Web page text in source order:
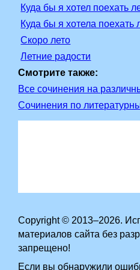
Куда бы я хотел поехать
Куда бы я хотела поехать
Скоро лето
Летние радости
Смотрите также:
Все сочинения на
Сочинения по
Copyright © 2013–2026.
материалов сайта без
запрещено!
Если вы обнаружили